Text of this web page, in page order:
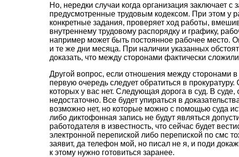
Но, нередки случаи когда организация заключает
предусмотренные трудовым кодексом. При этом у
конкретные задания, проверяет ход работы,
внутреннему трудовому распорядку и графику,
например может быть постоянное рабочее место.
и те же дни месяца. При наличии указанных
доказать, что между сторонами фактически
Другой вопрос, если отношения между сторонами
первую очередь следует обратиться в
которых у вас нет. Следующая дорога в суд. В
недостаточно. Все будет упираться в
возможно нет, но которые можно с помощью суда
либо диктофонная запись не будут являться
работодателя в известность, что сейчас будет
электронной перепиской либо перепиской по смс
заявит, да телефон мой, но писал не я, и поди
к этому нужно готовиться заранее.